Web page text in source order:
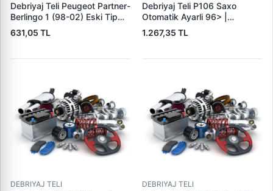
Debriyaj Teli Peugeot Partner-
Berlingo 1 (98-02) Eski Tip
XUD9-2150.Z1 | GUA 41195 |
OEM 2150.R2
631,05 TL
Debriyaj Teli P106 Saxo
Otomatik Ayarli 96> |
KRAFTVOLL 01090292 |
OEM 2150.Q6 96254125
1.267,35 TL
DEBRIYAJ TELI DEBRIYAJ TELI